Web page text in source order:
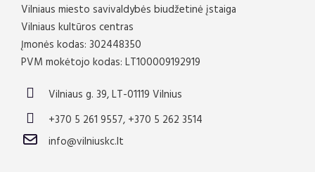
Vilniaus miesto savivaldybės biudžetinė įstaiga
Vilniaus kultūros centras
Įmonės kodas: 302448350
PVM mokėtojo kodas: LT100009192919
Vilniaus g. 39, LT-01119 Vilnius
+370 5 261 9557, +370 5 262 3514
info@vilniuskc.lt